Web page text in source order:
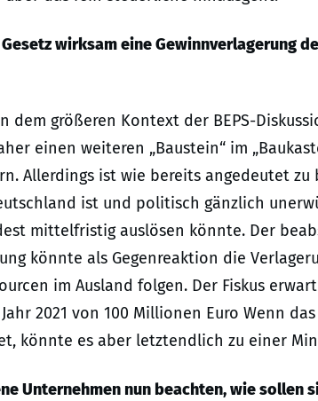
Gesetz wirksam eine Gewinnverlagerung
dem größeren Kontext der BEPS-
einen weiteren „Baustein“ im
Allerdings ist wie bereits angedeutet zu
ist und politisch gänzlich
mittelfristig auslösen könnte. Der
könnte als Gegenreaktion die
im Ausland folgen. Der Fiskus
2021 von 100 Millionen Euro Wenn das
könnte es aber letztendlich zu einer
Unternehmen nun beachten, wie sollen